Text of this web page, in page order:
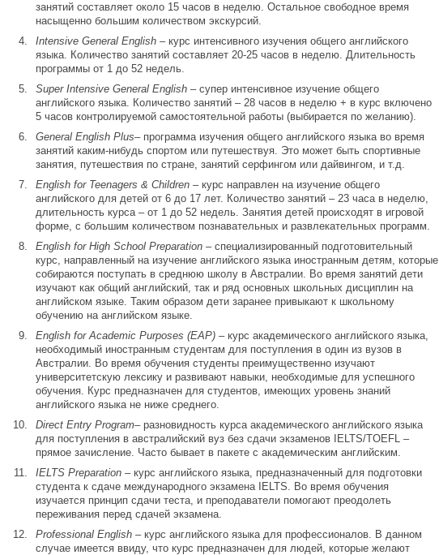
занятий составляет около 15 часов в неделю. Остальное свободное время
насыщенно большим количеством экскурсий.
Intensive General English –курс интенсивного изучения общего английского
языка. Количество занятий составляет 20-25 часов в неделю. Длительность
программы от 1 до 52 недель.
Super Intensive General English –супер интенсивное изучение общего
английского языка. Количество занятий – 28 часов в неделю + в курс включено
5 часов контролируемой самостоятельной работы (выбирается по желанию).
General English Plus–программа изучения общего английского языка во время
занятий каким-нибудь спортом или путешествуя. Это может быть спортивные
занятия, путешествия по стране, занятий серфингом или дайвингом, и т.д.
English for Teenagers & Children –курс направлен на изучение общего
английского для детей от 6 до 17 лет. Количество занятий – 23 часа в неделю,
длительность курса – от 1 до 52 недель. Занятия детей происходят в игровой
форме, с большим количеством познавательных и развлекательных программ.
English for High School Preparation – специализированный подготовительный
курс, направленный на изучение английского языка иностранным детям, которые
собираются поступать в среднюю школу в Австралии. Во время занятий дети
изучают как общий английский, так и ряд основных школьных дисциплин на
английском языке. Таким образом дети заранее привыкают к школьному
обучению на английском языке.
English forAcademic Purposes (EAP) –курс академического английского языка,
необходимый иностранным студентам для поступления в один из вузов в
Австралии. Во время обучения студенты преимущественно изучают
университетскую лексику и развивают навыки, необходимые для успешного
обучения. Курс предназначен для студентов, имеющих уровень знаний
английского языка не ниже среднего.
Direct Entry Program–разновидность курса академического английского языка
для поступления в австралийский вуз без сдачи экзаменов IELTS/TOEFL –
прямое зачисление. Часто бывает в пакете с академическим английским.
IELTS Preparation –курс английского языка, предназначенный для подготовки
студента к сдаче международного экзамена IELTS. Во время обучения
изучается принцип сдачи теста, и преподаватели помогают преодолеть
переживания перед сдачей экзамена.
Professional English –курс английского языка для профессионалов. В данном
случае имеется ввиду, что курс предназначен для людей, которые желают